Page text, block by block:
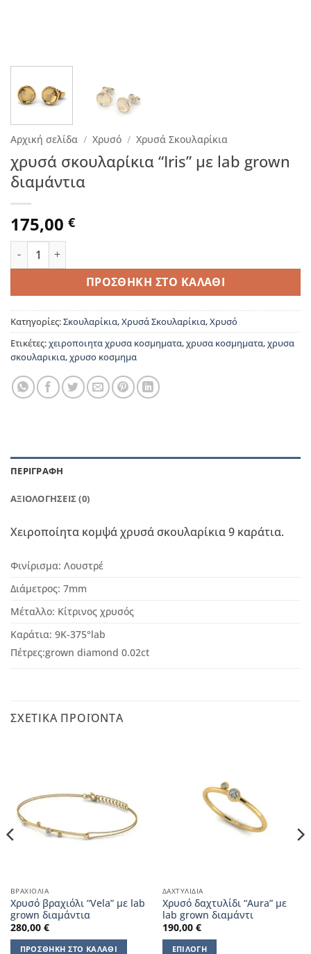
Αρχική σελίδα / Χρυσό / Χρυσά Σκουλαρίκια
χρυσά σκουλαρίκια “Iris” με lab grown
διαμάντια
175,00 €
χρυσά σκουλαρίκια “Iris” με lab grown διαμάντια ποσότητα
ΠΡΟΣΘΉΚΗ ΣΤΟ ΚΑΛΆΘΙ
Κατηγορίες:Σκουλαρίκια,Χρυσά Σκουλαρίκια,Χρυσό
Ετικέτες:χειροποιητα χρυσα κοσμηματα,χρυσα κοσμηματα,χρυσα
σκουλαρικια,χρυσο κοσμημα
ΠΕΡΙΓΡΑΦΉ
ΑΞΙΟΛΟΓΉΣΕΙΣ (0)
Χειροποίητα κομψά χρυσά σκουλαρίκια 9 καράτια.
Φινίρισμα: Λουστρέ
Διάμετρος: 7mm
Μέταλλο: Κίτρινος χρυσός
Καράτια: 9Κ-375°lab
Πέτρες:grown diamond 0.02ct
ΣΧΕΤΙΚΆ ΠΡΟΪΌΝΤΑ
ΒΡΑΧΙΌΛΙΑ
Xρυσό βραχιόλι “Vela” με lab
grown διαμάντια
280,00 €
ΠΡΟΣΘΉΚΗ ΣΤΟ ΚΑΛΆΘΙ
ΔΑΧΤΥΛΊΔΙΑ
Χρυσό δαχτυλίδι “Aura” με
lab grown διαμάντι
190,00 €
ΕΠΙΛΟΓΉ